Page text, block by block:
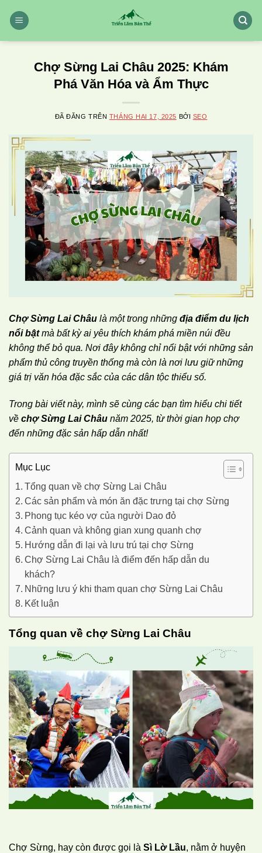
đến
Chợ Sừng Lai Châu 2025: Khám
Phá Văn Hóa và Ẩm Thực
ĐÃ ĐĂNG TRÊN THÁNG HAI 17, 2025 BỞI SEO
Chợ Sừng Lai Châu là một trong những địa điểm du lịch
nổi bậtmà bất kỳ ai yêu thích khám phá miền núi đều
không thể bỏ qua. Nơi đây không chỉ nổi bật với những sản
phẩm thủ công truyền thống mà còn là nơi lưu giữ những
giá trị văn hóa đặc sắc của các dân tộc thiểu số.
Trong bài viết này, mình sẽ cùng các bạn tìm hiểu chi tiết
về chợ Sừng Lai Châu năm 2025, từ thời gian họp chợ
đến những đặc sản hấp dẫn nhất!
Mục Lục
Tổng quan về chợ Sừng Lai Châu
Các sản phẩm và món ăn đặc trưng tại chợ Sừng
Phong tục kéo vợ của người Dao đỏ
Cảnh quan và không gian xung quanh chợ
Hướng dẫn đi lại và lưu trú tại chợ Sừng
Chợ Sừng Lai Châu là điểm đến hấp dẫn du
khách?
Những lưu ý khi tham quan chợ Sừng Lai Châu
Kết luận
Tổng quan về chợ Sừng Lai Châu
Chợ Sừng, hay còn được gọi là Sì Lờ Lầu, nằm ở huyện